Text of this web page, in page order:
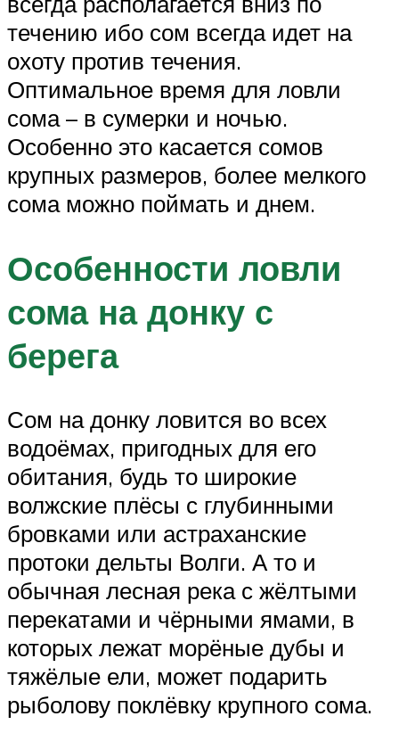
течению ибо сом всегда идет на
охоту против течения.
Оптимальное время для ловли
сома – в сумерки и ночью.
Особенно это касается сомов
крупных размеров, более мелкого
сома можно поймать и днем.
Особенности ловли
сома на донку с
берега
Сом на донку ловится во всех
водоёмах, пригодных для его
обитания, будь то широкие
волжские плёсы с глубинными
бровками или астраханские
протоки дельты Волги. А то и
обычная лесная река с жёлтыми
перекатами и чёрными ямами, в
которых лежат морёные дубы и
тяжёлые ели, может подарить
рыболову поклёвку крупного сома.